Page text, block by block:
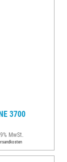
3700
MwSt.